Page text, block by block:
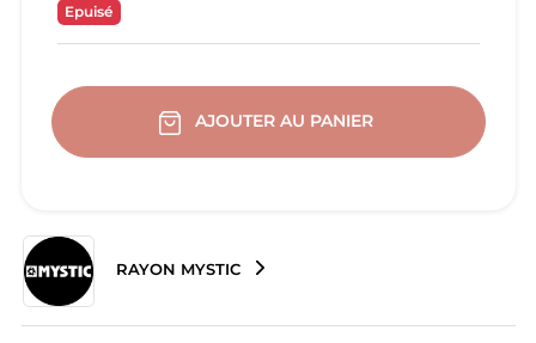
Epuisé
AJOUTER AU PANIER
RAYON MYSTIC